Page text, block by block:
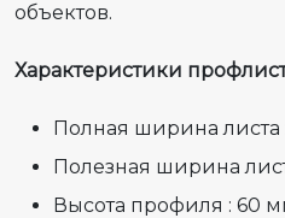
объектов.
Характеристики
Полная ширина листа
Полезная ширина
Высота профиля : 60